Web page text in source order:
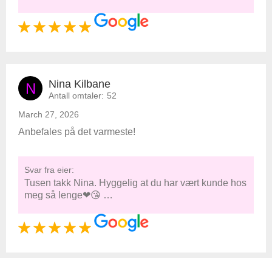
N Nina Kilbane
Antall omtaler: 52
March 27, 2026
Anbefales på det varmeste!
Svar fra eier:
Tusen takk Nina. Hyggelig at du har vært kunde hos
meg så lenge❤😘 …